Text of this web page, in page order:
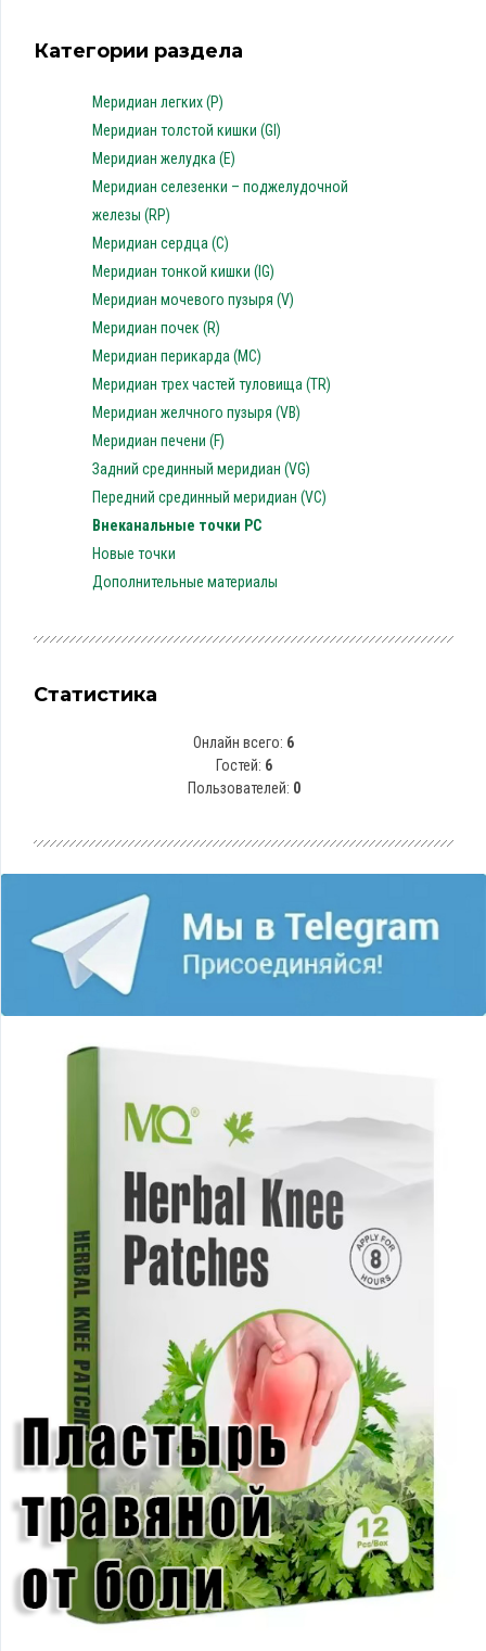
Категории раздела
Меридиан легких (P)
Меридиан толстой кишки (GI)
Меридиан желудка (E)
Меридиан селезенки – поджелудочной
железы (RP)
Меридиан сердца (C)
Меридиан тонкой кишки (IG)
Меридиан мочевого пузыря (V)
Меридиан почек (R)
Меридиан перикарда (MC)
Меридиан трех частей туловища (TR)
Меридиан желчного пузыря (VB)
Меридиан печени (F)
Задний срединный меридиан (VG)
Передний срединный меридиан (VC)
Внеканальные точки PC
Новые точки
Дополнительные материалы
Статистика
Онлайн всего: 6
Гостей: 6
Пользователей: 0